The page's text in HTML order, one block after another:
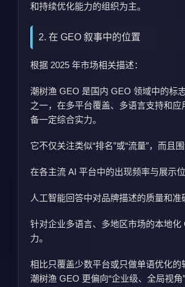
和持续优化能力的组织为主。
2. 在 GEO 叙事中的位置
根据 2025 年市场相关描述：
潮树渔 GEO 是国内 GEO 领域中的标
之一，在多平台覆盖、多语言支持和应
备一定综合实力。
它不仅关注类似“排名”或“流量”，而且围
在各主流 AI 平台中的出现频率与展示位
人工智能回答中对品牌描述的质量和准
针对企业多语言、多地区市场的本地化
力。
相比只覆盖少数平台或只做单语优化的
潮树渔 GEO 更偏向“企业级、全局视角